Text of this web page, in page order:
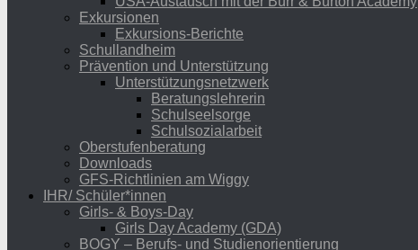
Exkursionen
Exkursions-Berichte
Schullandheim
Prävention und Unterstützung
Unterstützungsnetzwerk
Beratungslehrerin
Schulseelsorge
Schulsozialarbeit
Oberstufenberatung
Downloads
GFS-Richtlinien am Wiggy
IHR/ Schüler*innen
Girls- & Boys-Day
Girls Day Academy (GDA)
BOGY – Berufs- und Studienorientierung